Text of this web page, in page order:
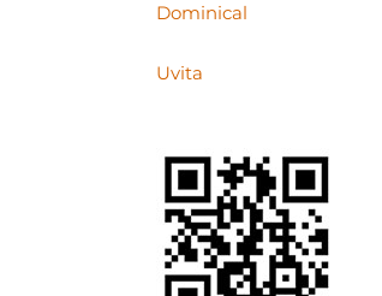
Dominical
Uvita